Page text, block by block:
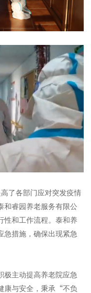
了各部门应对突发疫情
和睿园养老服务有限公
性和工作流程。泰和养
急措施，确保出现紧急
极主动提高养老院应急
康与安全，秉承 “不负